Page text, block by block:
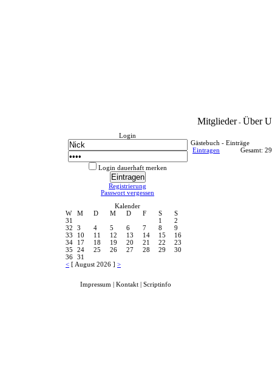
Mitglieder- Über
Login
Login dauerhaft merken
Registrierung
Passwort vergessen
Kalender
W
M D M D F S
S
31
1
2
32
3 4 5 6 7 8
9
33
10 11 12 13 14 15
16
34
17 18 19 20 21 22
23
35
24 25 26 27 28 29
30
36
31
< [ August 2026 ] >
Gästebuch - Einträge
Eintragen
Gesamt:
Impressum Kontakt Scriptinfo